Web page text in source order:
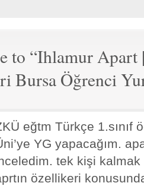
to “Ihlamur
Bursa Öğrenci
eğtm Türkçe 1.sınıf
YG yapacağım.
tek kişi kalmak
özellikeri